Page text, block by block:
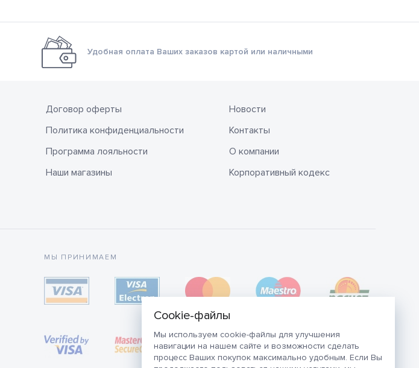
Мы используем cookie-файлы для улучшения
навигации на нашем сайте и возможности сделать
процесс Ваших покупок максимально удобным. Если Вы
Удобная оплата Ваших заказов картой или наличными
Договор оферты
Политика конфиденциальности
Программа лояльности
Наши магазины
Новости
Контакты
О компании
Корпоративный кодекс
МЫ ПРИНИМАЕМ